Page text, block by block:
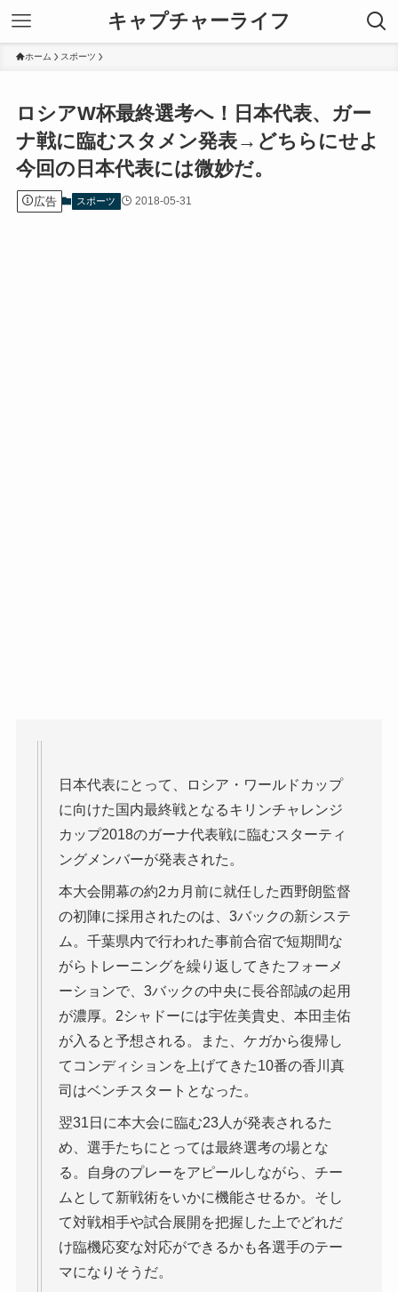
キャプチャーライフ
ホーム スポーツ
ロシアW杯最終選考へ！日本代表、ガー
ナ戦に臨むスタメン発表→どちらにせよ
今回の日本代表には微妙だ。
広告 スポーツ 2018-05-31
日本代表にとって、ロシア・ワールドカップ
に向けた国内最終戦となるキリンチャレンジ
カップ2018のガーナ代表戦に臨むスターティ
ングメンバーが発表された。
本大会開幕の約2カ月前に就任した西野朗監督
の初陣に採用されたのは、3バックの新システ
ム。千葉県内で行われた事前合宿で短期間な
がらトレーニングを繰り返してきたフォーメ
ーションで、3バックの中央に長谷部誠の起用
が濃厚。2シャドーには宇佐美貴史、本田圭佑
が入ると予想される。また、ケガから復帰し
てコンディションを上げてきた10番の香川真
司はベンチスタートとなった。
翌31日に本大会に臨む23人が発表されるた
め、選手たちにとっては最終選考の場とな
る。自身のプレーをアピールしながら、チー
ムとして新戦術をいかに機能させるか。そし
て対戦相手や試合展開を把握した上でどれだ
け臨機応変な対応ができるかも各選手のテー
マになりそうだ。